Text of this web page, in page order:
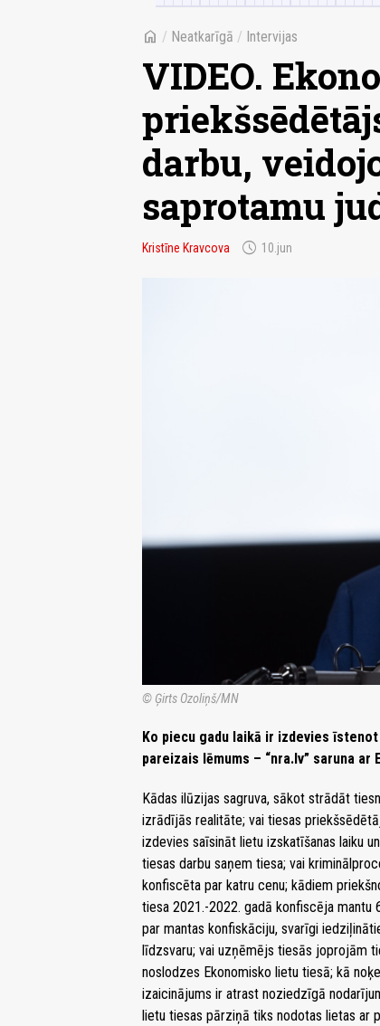
home / Neatkarīgā / Intervijas
VIDEO.
darbu,
saprotamu
Kristīne Kravcova schedule 10.jun
© Ģirts Ozoliņš/MN
Ko piecu gadu laikā ir izdevies
pareizais lēmums – “nra.lv” saruna
Kādas ilūzijas sagruva, sākot strādāt
izrādījās realitāte; vai tiesas
izdevies saīsināt lietu izskatīšanas laiku
tiesas darbu saņem tiesa; vai
konfiscēta par katru cenu; kādiem
tiesa 2021.-2022. gadā konfiscēja mantu
par mantas konfiskāciju, svarīgi
līdzsvaru; vai uzņēmējs tiesās joprojām
noslodzes Ekonomisko lietu tiesā; kā
izaicinājums ir atrast noziedzīgā
lietu tiesas pārziņā tiks nodotas lietas ar